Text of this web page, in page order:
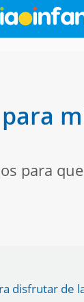
para
disfrutar de